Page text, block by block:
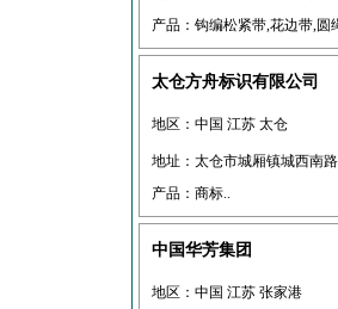
产品：钩编松紧带,花边带,圆
太仓方舟标识有限公司
地区：中国 江苏 太仓
地址：太仓市城厢镇城西南
产品：商标..
中国华芳集团
地区：中国 江苏 张家港